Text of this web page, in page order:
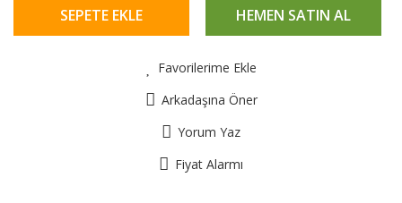
SEPETE EKLE HEMEN SATIN AL
Favorilerime Ekle
Arkadaşına Öner
Yorum Yaz
Fiyat Alarmı